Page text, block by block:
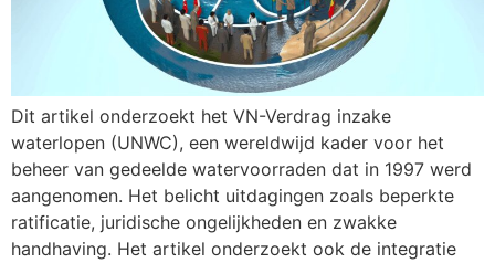
Dit artikel onderzoekt het VN-Verdrag inzake
waterlopen (UNWC), een wereldwijd kader voor het
beheer van gedeelde watervoorraden dat in 1997 werd
aangenomen. Het belicht uitdagingen zoals beperkte
ratificatie, juridische ongelijkheden en zwakke
handhaving. Het artikel onderzoekt ook de integratie